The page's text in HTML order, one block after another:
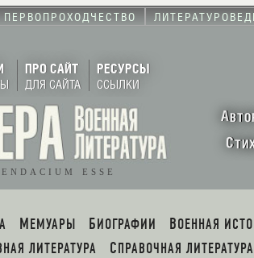
ПЕРВОПРОХОДЧЕСТВО
ПРО САЙТ
ДЛЯ САЙТА
РЕСУРСЫ
ССЫЛКИ
ESSE
А
С
МЕМУАРЫ БИОГРАФИИ ВОЕННАЯ
ЛИТЕРАТУРА СПРАВОЧНАЯ ЛИТЕРАТУРА